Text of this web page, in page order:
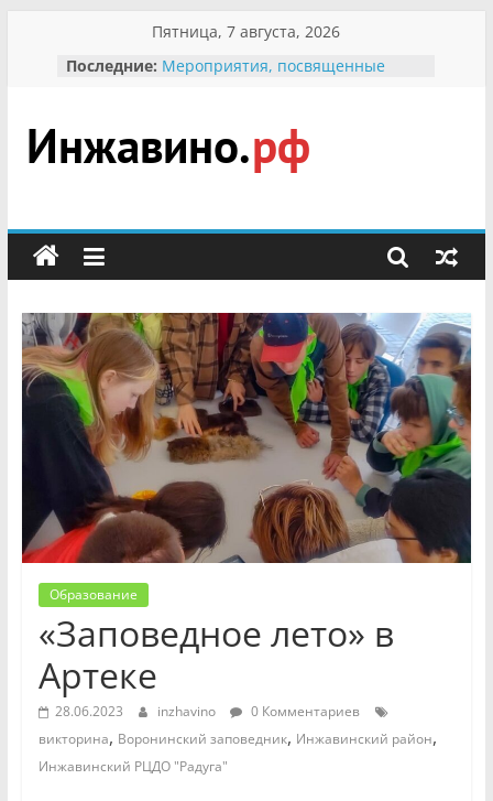
содержимому
Пятница, 7 августа, 2026
Последние: Мероприятия, посвященные
гражданин Инжавинского округа»
участнице Великой
Отечественной, фронтовичке
Безопасность в сети Интернет
мероприятии «Сохраним
первоцветы!»
В вольере Воронинского
заповедника родились крапчатые
суслики
Инжавино.рф
сельский
портал
Образование
«Заповедное лето» в
Артеке
28.06.2023 inzhavino
0 Комментариев
викторина, Воронинский заповедник, Инжавинский район,
Инжавинский РЦДО "Радуга"